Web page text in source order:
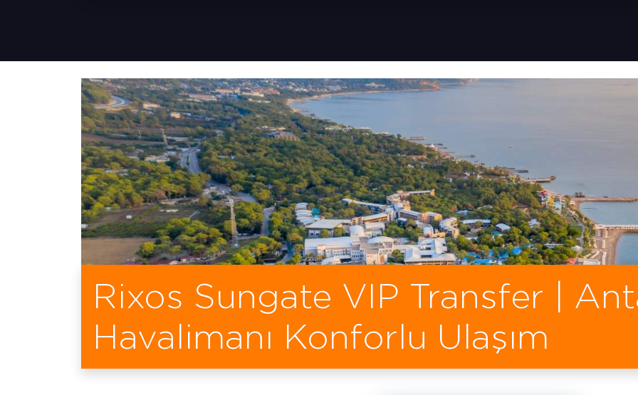
Rixos Sungate VIP Transfer |
Havalimanı Konforlu Ulaşım